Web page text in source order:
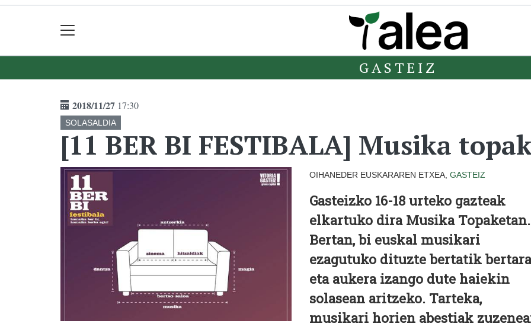
GASTEIZ
2018/11/27 17:30
SOLASALDIA
[11 BER BI FESTIBALA] Musika
OIHANEDER EUSKARAREN ETXEA, GASTEIZ
Gasteizko 16-18 urteko gazteak
elkartuko dira Musika Topaketan.
Bertan, bi euskal musikari
ezagutuko dituzte bertatik bertara
eta aukera izango dute haiekin
solasean aritzeko. Tarteka,
musikari horien abestiak